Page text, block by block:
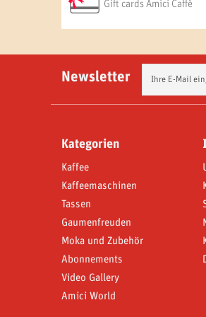
Gift cards Amici Caffè
Newsletter
Kategorien
Kaffee
Kaffeemaschinen
Tassen
Gaumenfreuden
Moka und Zubehör
Abonnements
Video Gallery
Amici World